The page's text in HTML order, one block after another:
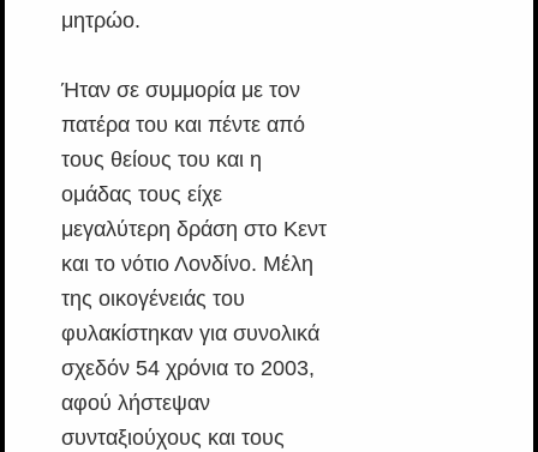
μητρώο.
Ήταν σε συμμορία με τον
πατέρα του και πέντε από
τους θείους του και η
ομάδας τους είχε
μεγαλύτερη δράση στο Κεντ
και το νότιο Λονδίνο. Μέλη
της οικογένειάς του
φυλακίστηκαν για συνολικά
σχεδόν 54 χρόνια το 2003,
αφού λήστεψαν
συνταξιούχους και τους